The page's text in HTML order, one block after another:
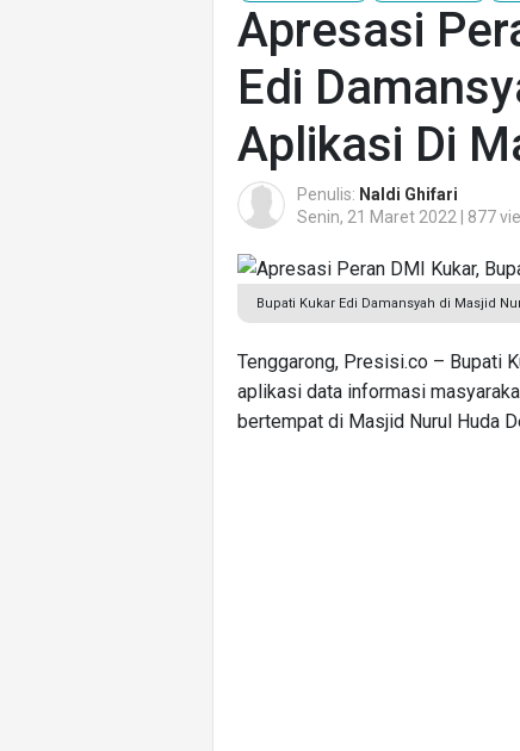
Apresasi
Edi
Aplikasi Di
Penulis: Naldi Ghifari
Senin, 21 Maret 2022 | 877
Bupati Kukar Edi Damansyah di Masjid
Tenggarong, Presisi.co – Bupati
aplikasi data informasi
bertempat di Masjid Nurul Huda